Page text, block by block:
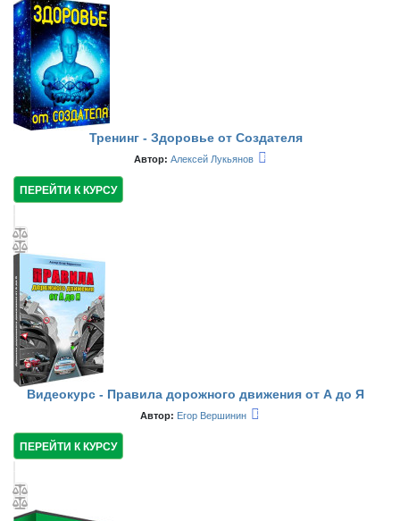
Тренинг - Здоровье от Создателя
Автор: Алексей Лукьянов
ПЕРЕЙТИ К КУРСУ
Видеокурс - Правила дорожного движения от А до Я
Автор: Егор Вершинин
ПЕРЕЙТИ К КУРСУ